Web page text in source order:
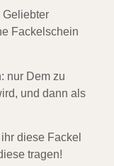
Geliebter
Fackelschein
nur Dem zu
und dann als
ihr diese Fackel
tragen!